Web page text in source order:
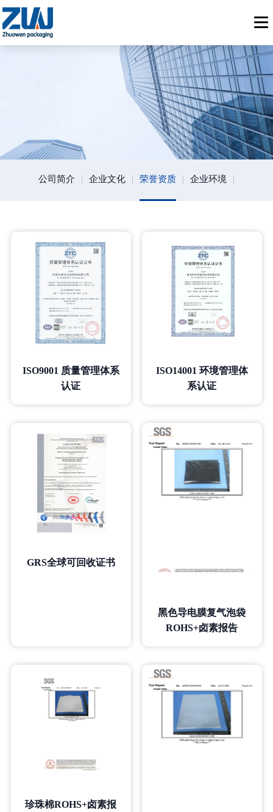
公司简介 | 企业文化 | 荣誉资质 | 企业环境 |
ISO9001 质量管理体系
认证
ISO14001 环境管理体
系认证
GRS全球可回收证书
黑色导电膜复气泡袋
ROHS+卤素报告
珍珠棉ROHS+卤素报